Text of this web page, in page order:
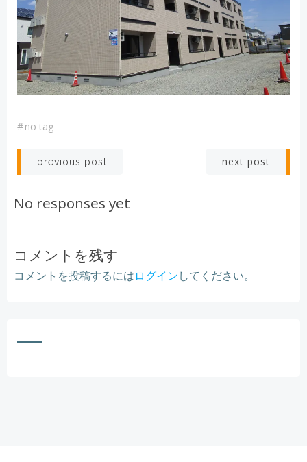
#no tag
Post
navigation
previous post next post
No responses yet
コメントを残す
コメントを投稿するにはログインしてください。